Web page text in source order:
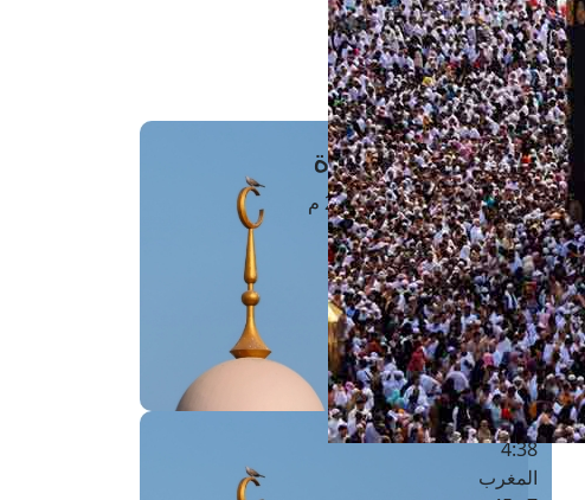
الفتوى الهاتفية
مَواقِيتُ الصَّـــلاة
القاهرة · 06 أغسطس 2026 م
الفجر
4 :40
الشروق
6 :17
الظهر
1 : 1
العصر
4:38
المغرب